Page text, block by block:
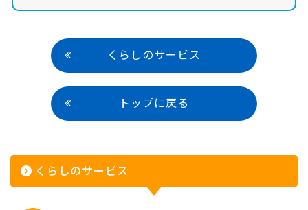
くらしのサービス
トップに戻る
くらしのサービス